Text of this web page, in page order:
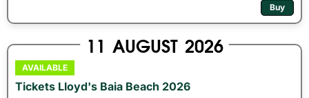
Buy
11 AUGUST 2026
AVAILABLE
Tickets Lloyd's Baia Beach 2026